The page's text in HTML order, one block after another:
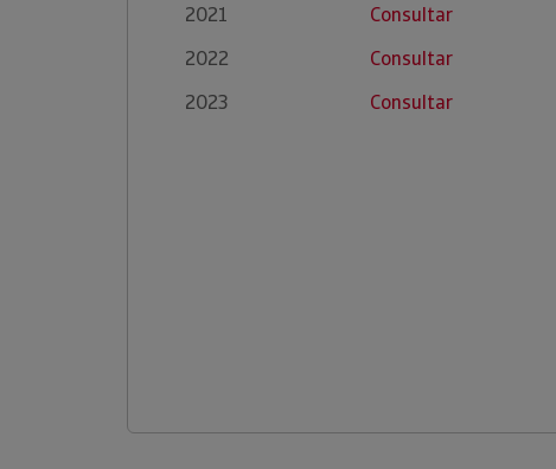
2021
Consultar
2022
Consultar
2023
Consultar